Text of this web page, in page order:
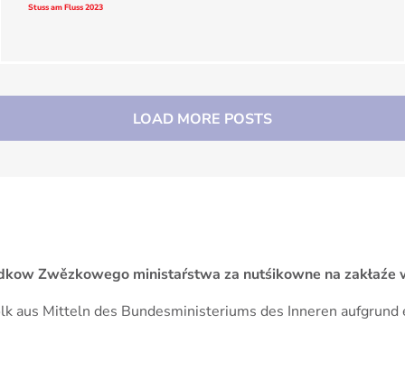
Stuss am Fluss 2023
LOAD MORE POSTS
Zwězkowego ministaŕstwa za nutśikowne na
aus Mitteln des Bundesministeriums des Inneren